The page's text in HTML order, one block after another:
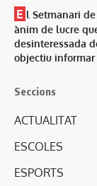
E l Setmanari
ànim de lucre
desinteressada
objectiu
Seccions
ACTUALITAT
ESCOLES
ESPORTS